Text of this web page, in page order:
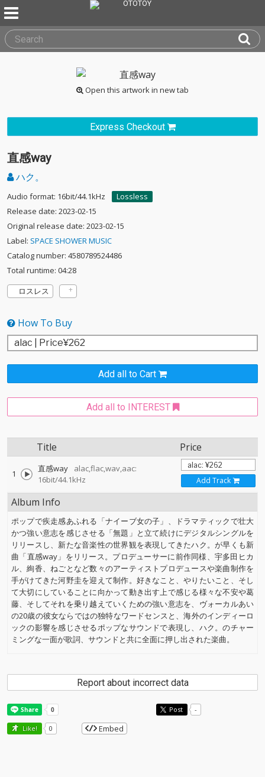
Open this artwork in new tab
Express Checkout
直感way
ハク。
Audio format: 16bit/44.1kHz
Lossless
Release date: 2023-02-15
Original release date: 2023-02-15
Label: SPACE SHOWER MUSIC
Catalog number: 4580789524486
Total runtime: 04:28
ロスレス
How To Buy
Add all to Cart
Add all to INTEREST
Title Price
1 直感way
alac,flac,wav,aac:
16bit/44.1kHz
Add Track
Album Info
ポップで疾走感あふれる「ナイーブ女の子」、ドラマティックで壮大
かつ強い意志を感じさせる「無題」と立て続けにデジタルシングルを
リリースし、新たな音楽性の世界観を表現してきたハク。が早くも新
曲「直感way」をリリース。プロデューサーに前作同様、宇多田ヒカ
ル、絢香、ねごとなど数々のアーティストプロデュースや楽曲制作を
手がけてきた河野圭を迎えて制作。好きなこと、やりたいこと、そし
て大切にしていることに向かって動き出す上で感じる様々な不安や葛
藤、そしてそれを乗り越えていくための強い意志を、ヴォーカルあい
の20歳の彼女ならではの独特なワードセンスと、海外のインディーロ
ックの影響を感じさせるポップなサウンドで表現し、ハク。のチャー
ミングな一面が歌詞、サウンドと共に全面に押し出された楽曲。
Report about incorrect data
Post -
Like! 0 Embed